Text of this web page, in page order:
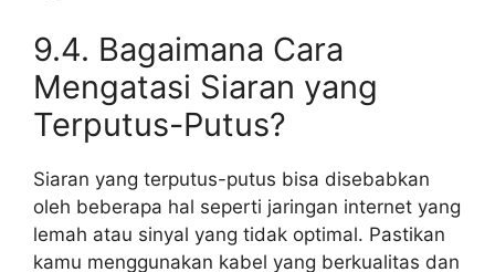
9.4. Bagaimana Cara
Mengatasi Siaran yang
Terputus-Putus?
Siaran yang terputus-putus bisa disebabkan
oleh beberapa hal seperti jaringan internet yang
lemah atau sinyal yang tidak optimal. Pastikan
kamu menggunakan kabel yang berkualitas dan